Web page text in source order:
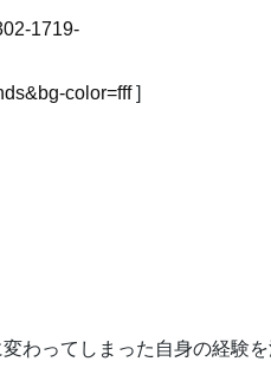
1719-
color=fff]
わってしまった自身の経験